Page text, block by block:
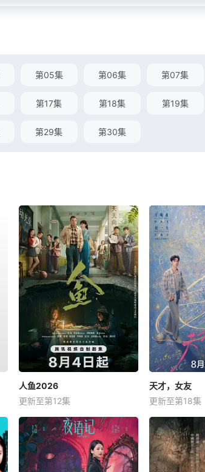
第05集 第06集 第07集
第17集 第18集 第19集
第29集 第30集
人鱼2026
更新至第12集
天才，女友
更新至第18集